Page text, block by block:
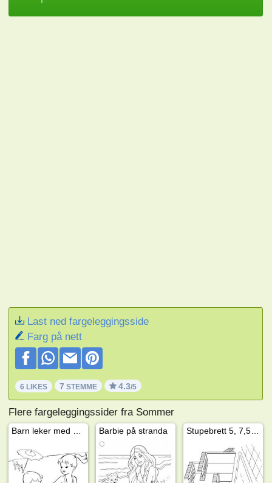
Last ned fargeleggingsside
Farg på nett
6 LIKES 7 STEMME 4.3/5
Flere fargeleggingssider fra Sommer
Barbie på stranda